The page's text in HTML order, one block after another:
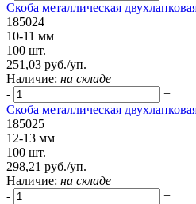
Скоба металлическая
185024
10-11 мм
100 шт.
251,03 руб./уп.
Наличие: на складе
-
+
Скоба металлическая
185025
12-13 мм
100 шт.
298,21 руб./уп.
Наличие: на складе
-
+